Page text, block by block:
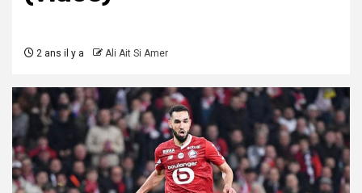
2 ans il y a Ali Ait Si Amer